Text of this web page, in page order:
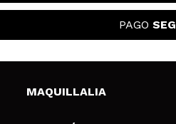
PAGO
MAQUILLALIA